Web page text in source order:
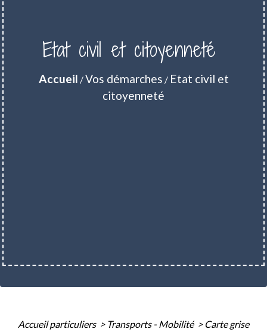
Etat civil et citoyenneté
Accueil /Vos démarches / Etat civil et
citoyenneté
Accueil particuliers > Transports - Mobilité > Carte grise